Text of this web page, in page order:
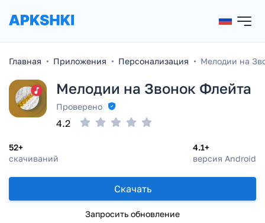
Главная Приложения Персонализация Мелодии на
Мелодии на Звонок Флейта
Проверено
52+
скачиваний
4.1+
версия Android
4.2
Скачать
Запросить обновление